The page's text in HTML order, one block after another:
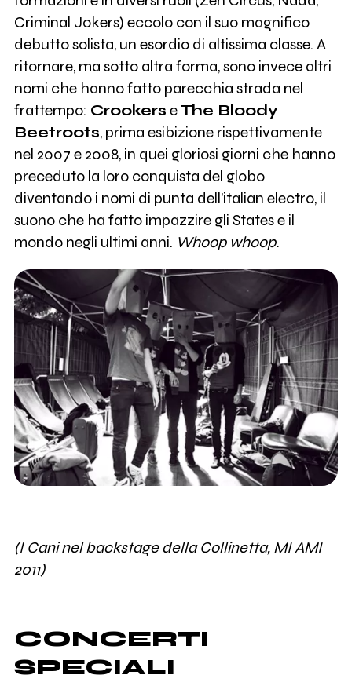
Criminal Jokers) eccolo con il suo magnifico
debutto solista, un esordio di altissima classe. A
ritornare, ma sotto altra forma, sono invece altri
nomi che hanno fatto parecchia strada nel
frattempo: Crookers eThe Bloody
Beetroots, prima esibizione rispettivamente
nel 2007 e 2008, in quei gloriosi giorni che hanno
preceduto la loro conquista del globo
diventando i nomi di punta dell'italian electro, il
suono che ha fatto impazzire gli States e il
mondo negli ultimi anni. Whoop whoop.
(I Cani nel backstage della Collinetta, MI AMI
2011)
CONCERTI
SPECIALI